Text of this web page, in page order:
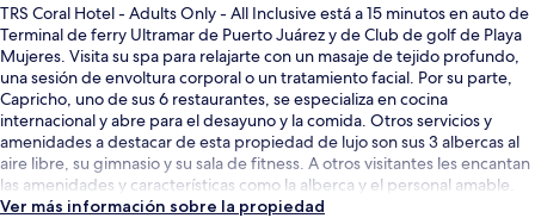
TRS Coral Hotel - Adults Only - All Inclusive está a 15 minutos en auto de
Terminal de ferry Ultramar de Puerto Juárez y de Club de golf de Playa
Mujeres. Visita su spa para relajarte con un masaje de tejido profundo,
una sesión de envoltura corporal o un tratamiento facial. Por su parte,
Capricho, uno de sus 6 restaurantes, se especializa en cocina
internacional y abre para el desayuno y la comida. Otros servicios y
amenidades a destacar de esta propiedad de lujo son sus 3 albercas al
aire libre, su gimnasio y su sala de fitness. A otros visitantes les encantan
las amenidades y características como la alberca y el personal amable.
Ver más información sobre la propiedad